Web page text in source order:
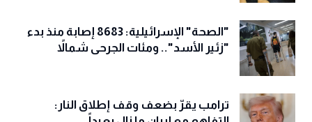
"الصحة" الإسرائيلية: 8683 إصابة منذ بدء
"زئير الأسد".. ومئات الجرحى شمالاً
ترامب يقرّ بضعف وقف إطلاق النار: